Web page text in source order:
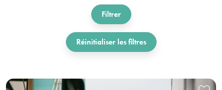
Filtrer
Réinitialiser les filtres